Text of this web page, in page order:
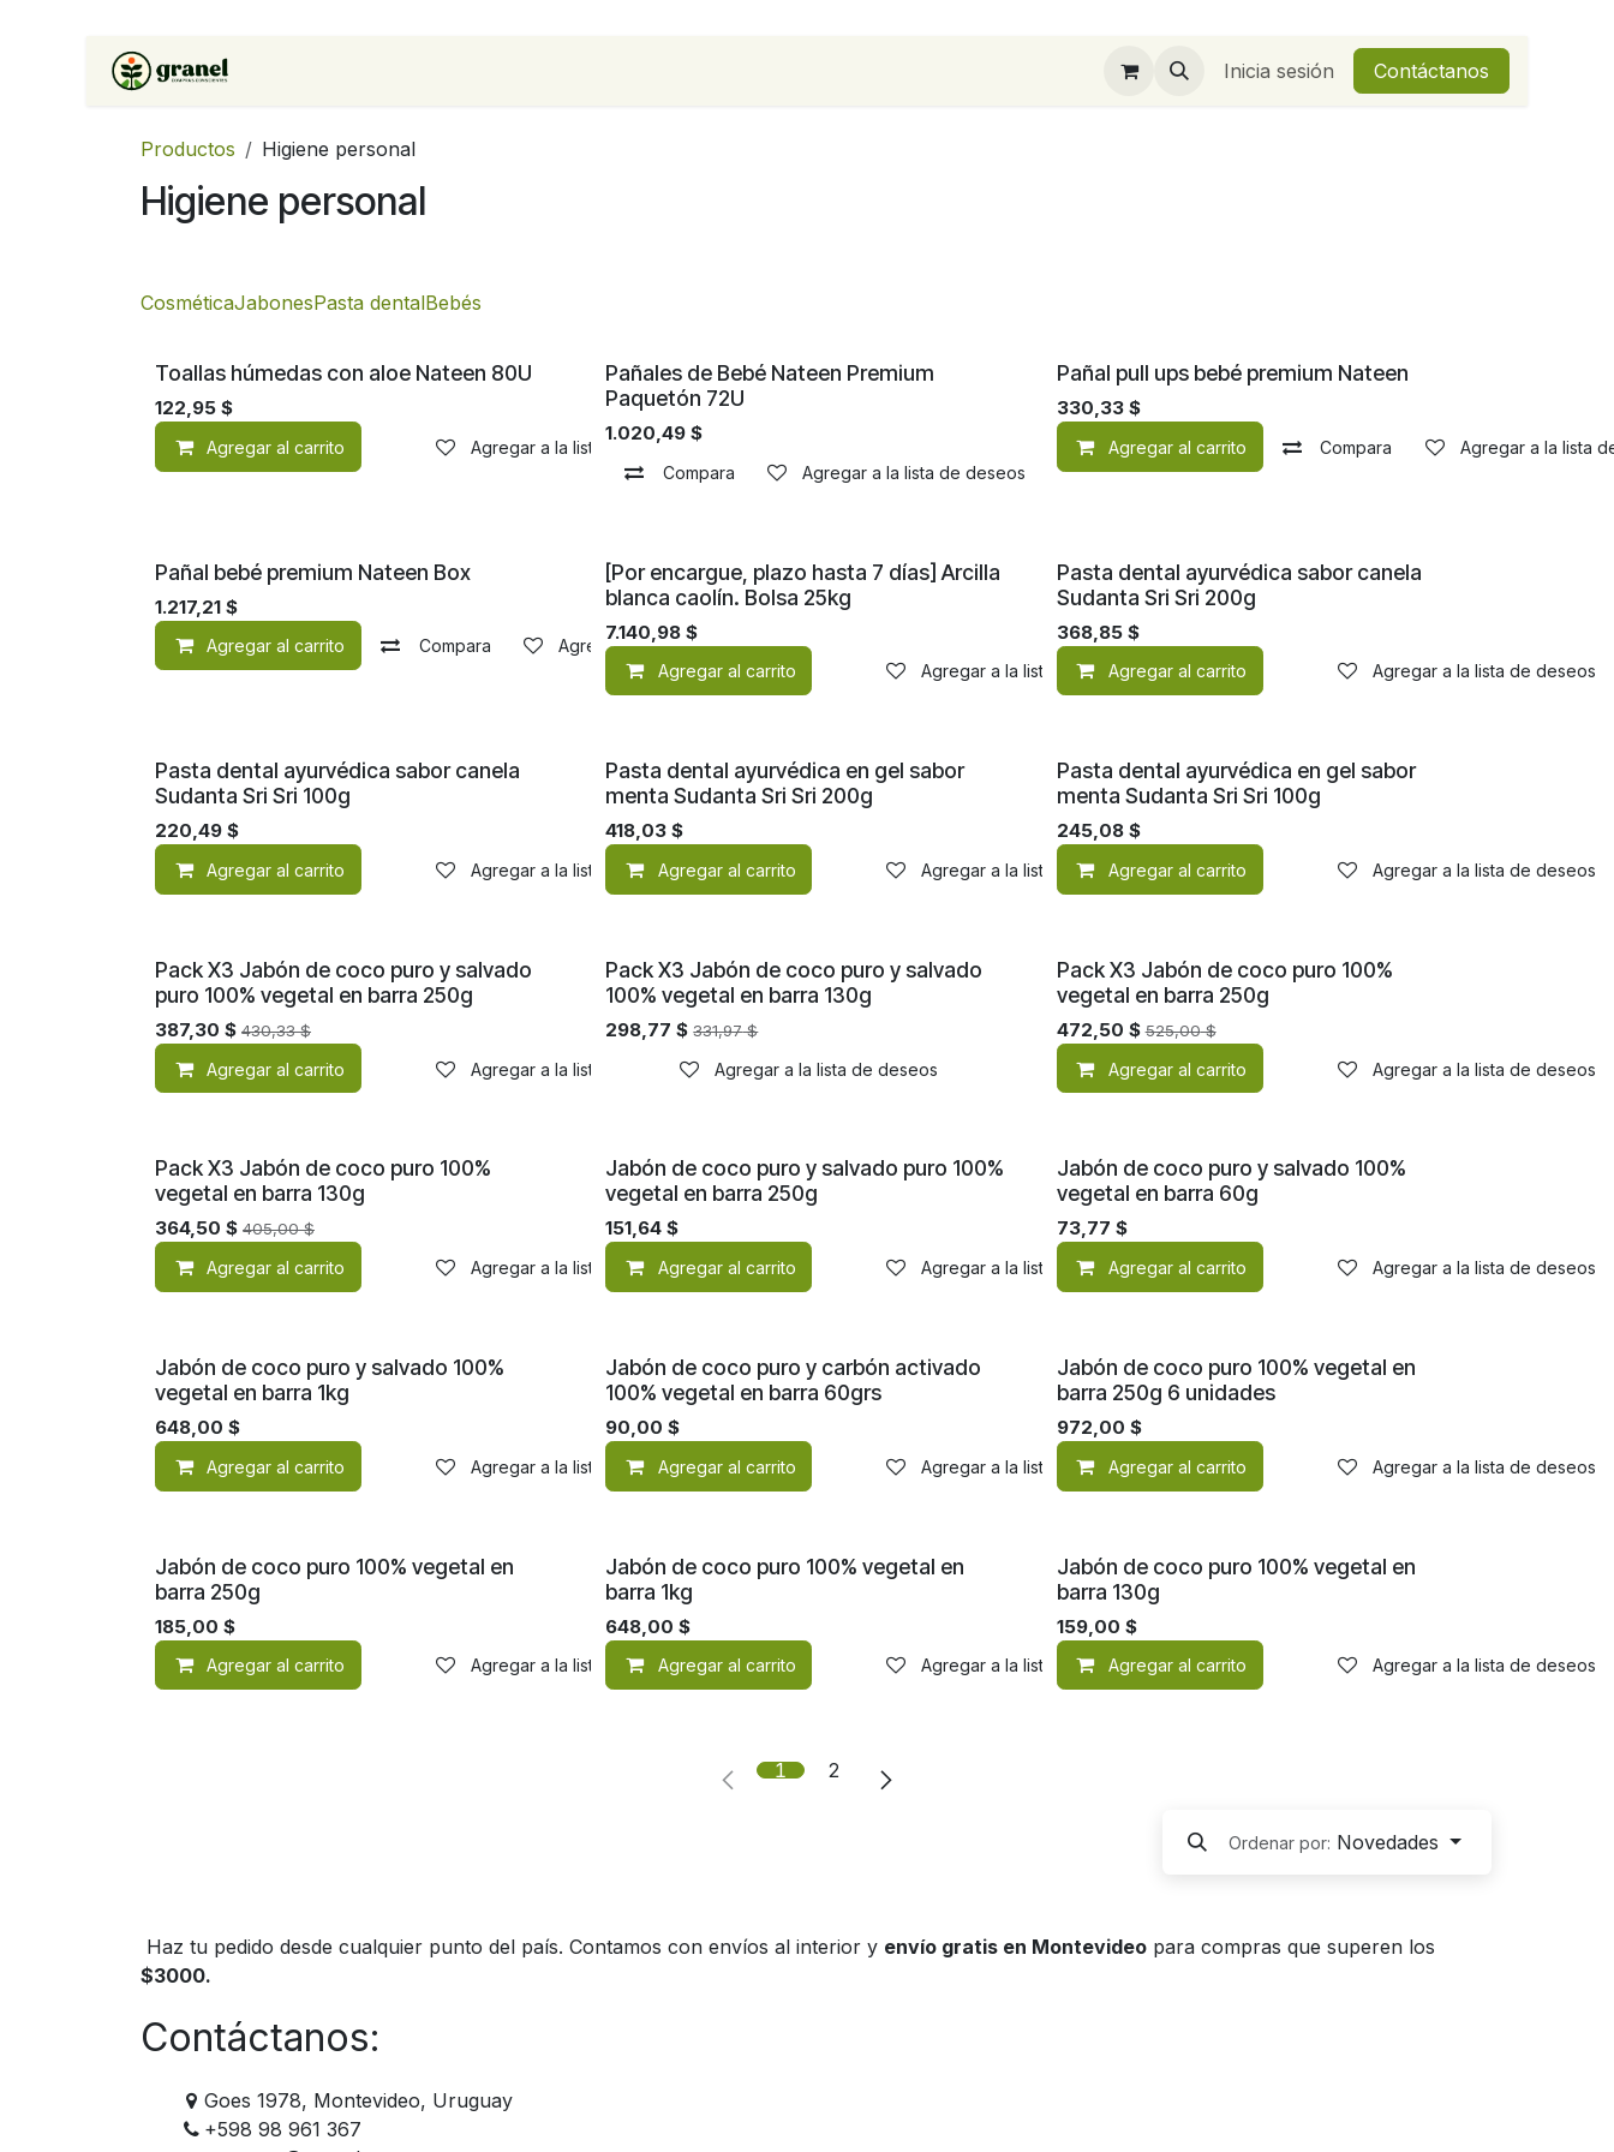
Ir al contenido
Inicia sesión Contáctanos
Productos Higiene personal
Higiene personal
CosméticaJabonesPasta dentalBebés
¡Nuevo!
Toallas húmedas con aloe Nateen 80U
122,95 $
Agregar al carrito Agregar a la lista de deseos
¡Nuevo!
Pañales de Bebé Nateen Premium
Paquetón 72U
1.020,49 $
Compara Agregar a la lista de deseos
¡Nuevo!
Pañal pull ups bebé premium Nateen
330,33$
Agregar al carrito Compara Agregar a la lista
¡Nuevo!
Pañal bebé premium Nateen Box
1.217,21 $
Agregar al carrito Compara Agregar a la lista de deseos
[Por encargue, plazo hasta 7 días] Arcilla
blanca caolín. Bolsa 25kg
7.140,98 $
Agregar al carrito Agregar a la lista de deseos
Pasta dental ayurvédica sabor canela
Sudanta Sri Sri 200g
368,85$
Agregar al carrito Agregar a la lista de deseos
Pasta dental ayurvédica sabor canela
Sudanta Sri Sri 100g
220,49 $
Agregar al carrito Agregar a la lista de deseos
Pasta dental ayurvédica en gel sabor
menta Sudanta Sri Sri 200g
418,03 $
Agregar al carrito Agregar a la lista de deseos
Pasta dental ayurvédica en gel sabor
menta Sudanta Sri Sri 100g
245,08$
Agregar al carrito Agregar a la lista de deseos
Pack X3 Jabón de coco puro y salvado
puro 100% vegetal en barra 250g
387,30 $ 430,33$
Agregar al carrito Agregar a la lista de deseos
Pack X3 Jabón de coco puro y salvado
100% vegetal en barra 130g
298,77 $ 331,97$
Agregar a la lista de deseos
Pack X3 Jabón de coco puro 100%
vegetal en barra 250g
472,50 $ 525,00$
Agregar al carrito Agregar a la lista de deseos
Pack X3 Jabón de coco puro 100%
vegetal en barra 130g
364,50 $ 405,00$
Agregar al carrito Agregar a la lista de deseos
Jabón de coco puro y salvado puro 100%
vegetal en barra 250g
151,64 $
Agregar al carrito Agregar a la lista de deseos
Jabón de coco puro y salvado 100%
vegetal en barra 60g
73,77 $
Agregar al carrito Agregar a la lista de deseos
Jabón de coco puro y salvado 100%
vegetal en barra 1kg
648,00 $
Agregar al carrito Agregar a la lista de deseos
Jabón de coco puro y carbón activado
100% vegetal en barra 60grs
90,00 $
Agregar al carrito Agregar a la lista de deseos
Jabón de coco puro 100% vegetal en
barra 250g 6 unidades
972,00 $
Agregar al carrito Agregar a la lista de deseos
Jabón de coco puro 100% vegetal en
barra 250g
185,00 $
Agregar al carrito Agregar a la lista de deseos
Jabón de coco puro 100% vegetal en
barra 1kg
648,00 $
Agregar al carrito Agregar a la lista de deseos
Jabón de coco puro 100% vegetal en
barra 130g
159,00 $
Agregar al carrito Agregar a la lista de deseos
1 2
Ordenar por: Novedades
Haz tu pedido desde cualquier punto del país. Contamos con envíos al interior y envío gratis en Montevideo para compras que superen los
$3000.
Contáctanos:
Goes 1978, Montevideo, Uruguay
+598 98 961 367